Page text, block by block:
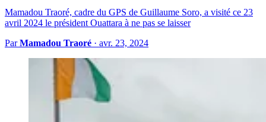
Mamadou Traoré, cadre du GPS de Guillaume Soro, a visité ce 23
avril 2024 le président Ouattara à ne pas se laisser
ParMamadou Traoré · avr. 23, 2024